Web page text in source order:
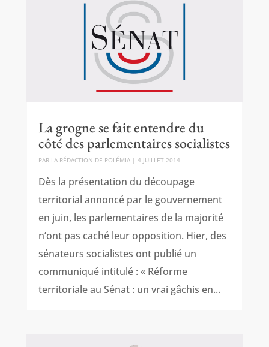
La grogne se fait entendre du
côté des parlementaires socialistes
PAR LA RÉDACTION DE POLÉMIA| 4 JUILLET 2014
Dès la présentation du découpage
territorial annoncé par le gouvernement
en juin, les parlementaires de la majorité
n’ont pas caché leur opposition. Hier, des
sénateurs socialistes ont publié un
communiqué intitulé : « Réforme
territoriale au Sénat : un vrai gâchis en...